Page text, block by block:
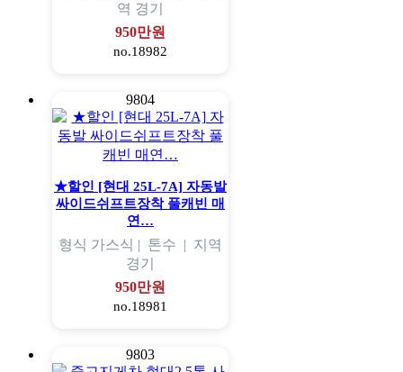
역 경기
950만원
no.18982
9804
★할인 [현대 25L-7A] 자동발
싸이드쉬프트장착 풀캐빈 매
연…
형식 가스식 | 톤수 | 지역
경기
950만원
no.18981
9803